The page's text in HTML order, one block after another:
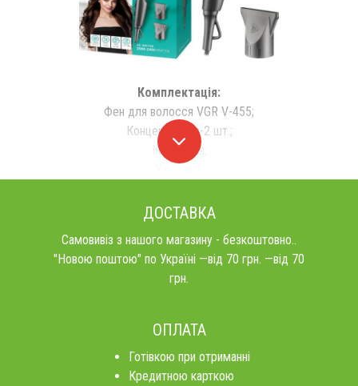
Комплектація:
Фен для волосся VGR V-455;
Концентратор-2 шт.;
Інструкція;
ДОСТАВКА
Самовивіз з нашого магазину - безкоштовно..
"Новою поштою" по Україні —від 70 грн. —від 70
грн.
ОПЛАТА
Готівкою при отриманні
Кредитною карткою